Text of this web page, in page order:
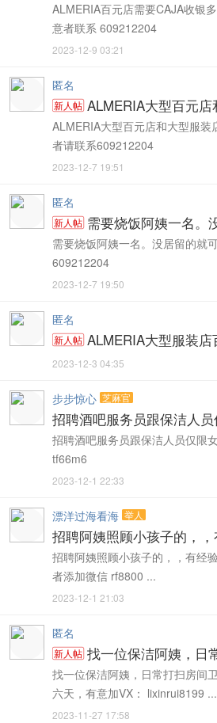
ALMERIA百元店需要CAJA收银
意者联系 609212204
2023-12-9 03:21
匿名
新人帖 ALMERIA大型百元
ALMERIA大型百元店和大型服装
者请联系609212204
2023-12-7 19:51
匿名
新人帖 需要烧饭阿姨一名。
需要烧饭阿姨一名。没居留的就
609212204
2023-12-7 19:50
匿名
新人帖 ALMERIA大型服装
2023-12-3 04:35
步步惊心 芝麻官
招聘酒吧服务员跟保洁人
招聘酒吧服务员跟保洁人员仅限
tf66m6
2023-12-1 22:33
漂洋过海看海 举人
招聘阿姨照顾小孩子的，
招聘阿姨照顾小孩子的，，有经
者添加微信 rf8800 ...
2023-12-1 21:03
匿名
新人帖 找一位保洁阿姨，日
找一位保洁阿姨，日常打扫房间
六天，有意加VX： lixinrui8199 ...
2023-11-27 17:58